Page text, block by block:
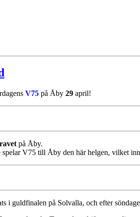
V75 på Åby 29 april!
på Åby.
V75 till Åby den här helgen, vilket
i guldfinalen på Solvalla, och efter